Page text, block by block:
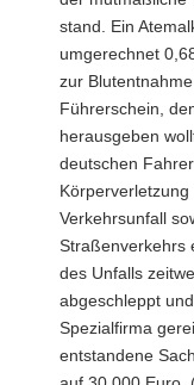
stand. Ein
umgerechnet
zur
Führerschein,
herausgeben
deutschen
Verkehrsunfall
Straßenverkehrs
des Unfalls
abgeschleppt
Spezialfirma
entstandene